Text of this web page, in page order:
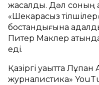
жасалды. Дәл соның
«Шекарасыз
бостандығына
Питер Маклер
еді.
Қазіргі уақытта
журналистика»